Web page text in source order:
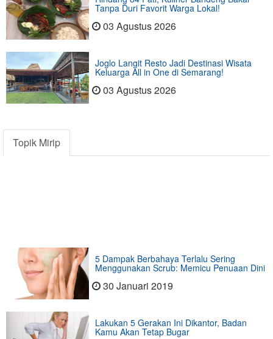
Tanpa Duri Favorit Warga Lokal!
03 Agustus 2026
Joglo Langit Resto Jadi Destinasi Wisata
Keluarga All in One di Semarang!
03 Agustus 2026
Topik Mirip
5 Dampak Berbahaya Terlalu Sering
Menggunakan Scrub: Memicu Penuaan Dini
30 Januari 2019
Lakukan 5 Gerakan Ini Dikantor, Badan
Kamu Akan Tetap Bugar